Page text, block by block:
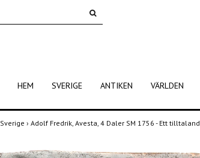
HEM SVERIGE ANTIKEN VÄRLDEN
Sverige › Adolf Fredrik, Avesta, 4 Daler SM 1756 - Ett